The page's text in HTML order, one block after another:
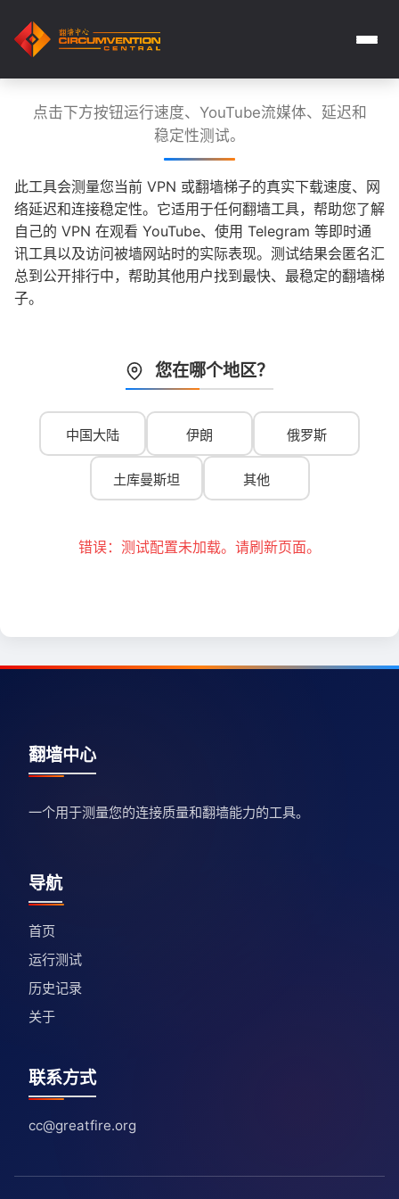
点击下方按钮运行速度、YouTube流媒体、延迟和
稳定性测试。
此工具会测量您当前 VPN 或翻墙梯子的真实下载速度、网
络延迟和连接稳定性。它适用于任何翻墙工具，帮助您了解
自己的 VPN 在观看 YouTube、使用 Telegram 等即时通
讯工具以及访问被墙网站时的实际表现。测试结果会匿名汇
总到公开排行中，帮助其他用户找到最快、最稳定的翻墙梯
子。
您在哪个地区？
中国大陆 伊朗 俄罗斯
土库曼斯坦 其他
错误：测试配置未加载。请刷新页面。
翻墙中心
一个用于测量您的连接质量和翻墙能力的工具。
导航
首页
运行测试
历史记录
关于
联系方式
cc@greatfire.org